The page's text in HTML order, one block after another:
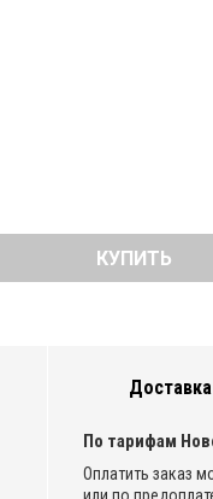
КУПИТЬ
По тарифам
Оплатить заказ